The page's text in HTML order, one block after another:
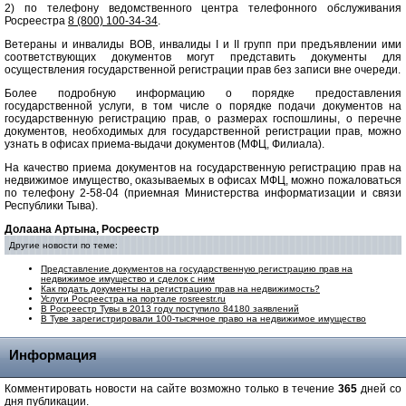
2) по телефону ведомственного центра телефонного обслуживания
Росреестра 8 (800) 100-34-34.
Ветераны и инвалиды ВОВ, инвалиды I и II групп при предъявлении ими
соответствующих документов могут представить документы для
осуществления государственной регистрации прав без записи вне очереди.
Более подробную информацию о порядке предоставления
государственной услуги, в том числе о порядке подачи документов на
государственную регистрацию прав, о размерах госпошлины, о перечне
документов, необходимых для государственной регистрации прав, можно
узнать в офисах приема-выдачи документов (МФЦ, Филиала).
На качество приема документов на государственную регистрацию прав на
недвижимое имущество, оказываемых в офисах МФЦ, можно пожаловаться
по телефону 2-58-04 (приемная Министерства информатизации и связи
Республики Тыва).
Долаана Артына, Росреестр
Другие новости по теме:
Представление документов на государственную регистрацию прав на
недвижимое имущество и сделок с ним
Как подать документы на регистрацию прав на недвижимость?
Услуги Росреестра на портале rosreestr.ru
В Росреестр Тувы в 2013 году поступило 84180 заявлений
В Туве зарегистрировали 100-тысячное право на недвижимое имущество
Информация
Комментировать новости на сайте возможно только в течение 365 дней со
дня публикации.